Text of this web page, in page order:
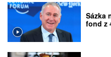
Sázka
fond z